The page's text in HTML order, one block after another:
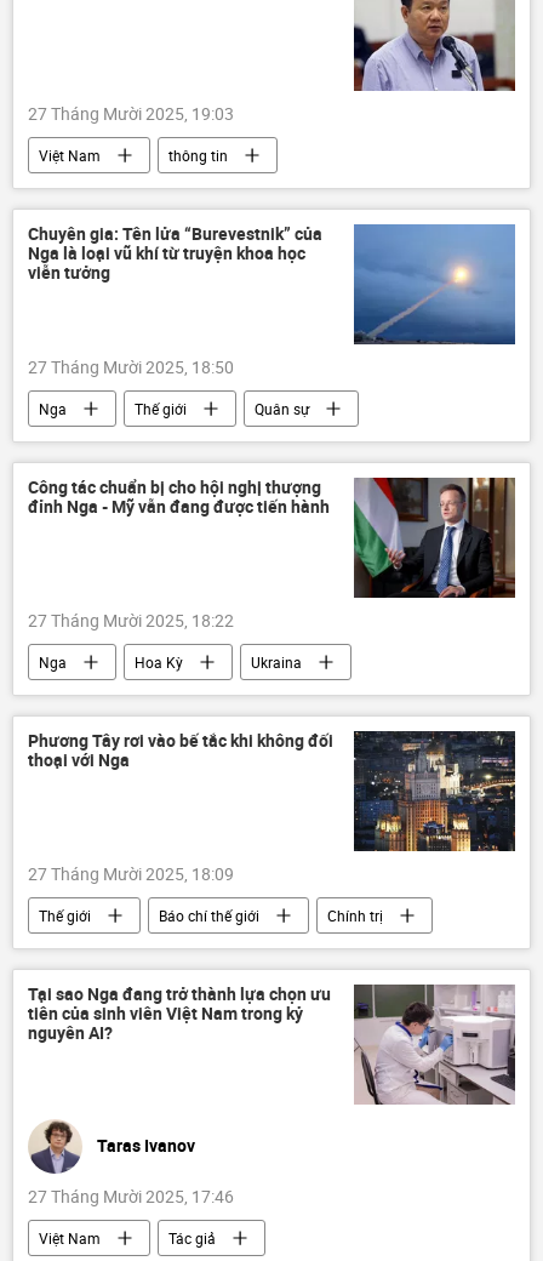
27 Tháng Mười 2025, 19:03
Việt Nam
thông tin
Đinh La Thăng
Bộ Tư pháp
Pháp luật
vi phạm
Chuyên gia: Tên lửa “Burevestnik” của
Nga là loại vũ khí từ truyện khoa học
viễn tưởng
27 Tháng Mười 2025, 18:50
Nga Thế giới
Quân sự
Burevestnik
Vladimir Putin
tên lửa
vũ khí hạt nhân
Hệ thống phòng thủ tên lửa
Báo chí thế giới
Công tác chuẩn bị cho hội nghị thượng
đỉnh Nga - Mỹ vẫn đang được tiến hành
27 Tháng Mười 2025, 18:22
Nga Hoa Kỳ
Ukraina
Hungary
Thế giới Chính trị
Phương Tây rơi vào bế tắc khi không đối
thoại với Nga
27 Tháng Mười 2025, 18:09
Thế giới Báo chí thế giới
Chính trị
Nga
phương Tây
khủng hoảng
Khoa học
Nhà khoa học
đàm phán
Châu Âu
Tại sao Nga đang trở thành lựa chọn ưu
tiên của sinh viên Việt Nam trong kỷ
nguyên AI?
Taras Ivanov
27 Tháng Mười 2025, 17:46
Việt Nam
Tác giả